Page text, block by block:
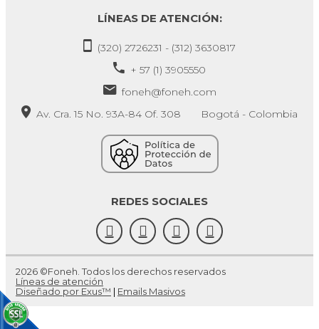
LÍNEAS DE ATENCIÓN:
(320) 2726231 - (312) 3630817
+ 57 (1) 3905550
foneh@foneh.com
Av. Cra. 15 No. 93A-84 Of. 308 Bogotá - Colombia
REDES SOCIALES
2026 ©Foneh. Todos los derechos reservados
Líneas de atención
Diseñado por Exus™ | Emails Masivos